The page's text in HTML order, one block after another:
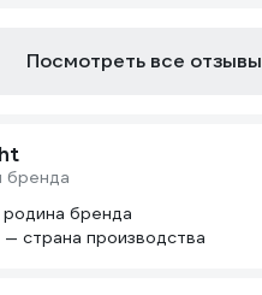
Посмотреть все отзывы
бренда
бренда
— страна производства